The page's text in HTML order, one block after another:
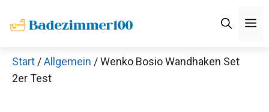
Inhalt
Start /Allgemein / Wenko Bosio Wandhaken Set
2er Test